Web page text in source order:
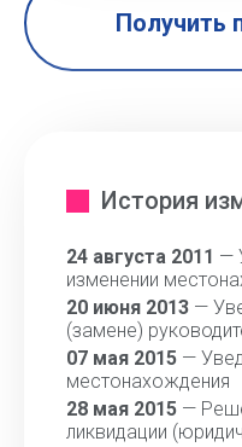
Получить
История
24 августа 2011 —
изменении
20 июня 2013 —
(замене)
07 мая 2015 —
местонахождения
28 мая 2015 —
ликвидации